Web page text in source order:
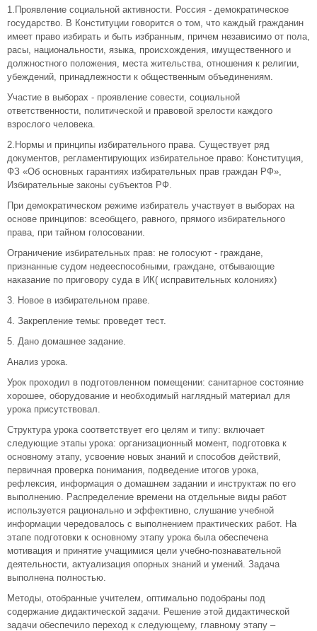
1.Проявление социальной активности. Россия - демократическое
государство. В Конституции говорится о том, что каждый гражданин
имеет право избирать и быть избранным, причем независимо от пола,
расы, национальности, языка, происхождения, имущественного и
должностного положения, места жительства, отношения к религии,
убеждений, принадлежности к общественным объединениям.
Участие в выборах - проявление совести, социальной
ответственности, политической и правовой зрелости каждого
взрослого человека.
2.Нормы и принципы избирательного права. Существует ряд
документов, регламентирующих избирательное право: Конституция,
ФЗ «Об основных гарантиях избирательных прав граждан РФ»,
Избирательные законы субъектов РФ.
При демократическом режиме избиратель участвует в выборах на
основе принципов: всеобщего, равного, прямого избирательного
права, при тайном голосовании.
Ограничение избирательных прав: не голосуют - граждане,
признанные судом недееспособными, граждане, отбывающие
наказание по приговору суда в ИК( исправительных колониях)
3. Новое в избирательном праве.
4. Закрепление темы: проведет тест.
5. Дано домашнее задание.
Анализ урока.
Урок проходил в подготовленном помещении: санитарное состояние
хорошее, оборудование и необходимый наглядный материал для
урока присутствовал.
Структура урока соответствует его целям и типу: включает
следующие этапы урока: организационный момент, подготовка к
основному этапу, усвоение новых знаний и способов действий,
первичная проверка понимания, подведение итогов урока,
рефлексия, информация о домашнем задании и инструктаж по его
выполнению. Распределение времени на отдельные виды работ
используется рационально и эффективно, слушание учебной
информации чередовалось с выполнением практических работ. На
этапе подготовки к основному этапу урока была обеспечена
мотивация и принятие учащимися цели учебно-познавательной
деятельности, актуализация опорных знаний и умений. Задача
выполнена полностью.
Методы, отобранные учителем, оптимально подобраны под
содержание дидактической задачи. Решение этой дидактической
задачи обеспечило переход к следующему, главному этапу –